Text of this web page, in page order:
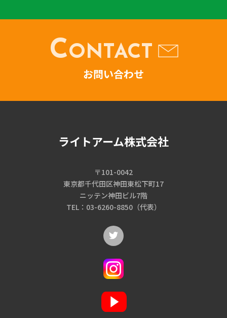
CONTACT
お問い合わせ
ライトアーム株式会社
〒101-0042
東京都千代田区神田東松下町17
ニッテン神田ビル7階
TEL：03-6260-8850（代表）